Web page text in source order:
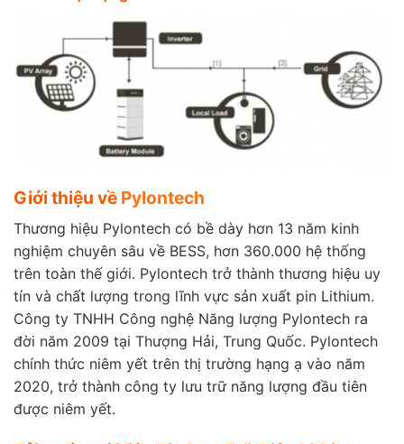
Giới thiệu về Pylontech
Thương hiệu Pylontech có bề dày hơn 13 năm kinh
nghiệm chuyên sâu về BESS, hơn 360.000 hệ thống
trên toàn thế giới. Pylontech trở thành thương hiệu uy
tín và chất lượng trong lĩnh vực sản xuất pin Lithium.
Công ty TNHH Công nghệ Năng lượng Pylontech ra
đời năm 2009 tại Thượng Hải, Trung Quốc. Pylontech
chính thức niêm yết trên thị trường hạng ạ vào năm
2020, trở thành công ty lưu trữ năng lượng đầu tiên
được niêm yết.